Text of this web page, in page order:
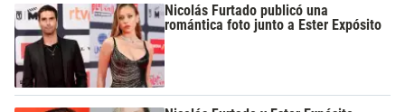
Nicolás Furtado publicó una
romántica foto junto a Ester Expósito